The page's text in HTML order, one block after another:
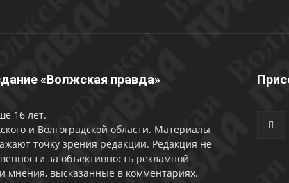
«Волжская правда»
16 лет.
и Волгоградской области. Материалы
точку зрения редакции. Редакция не
за объективность рекламной
мнения, высказанные в комментариях.